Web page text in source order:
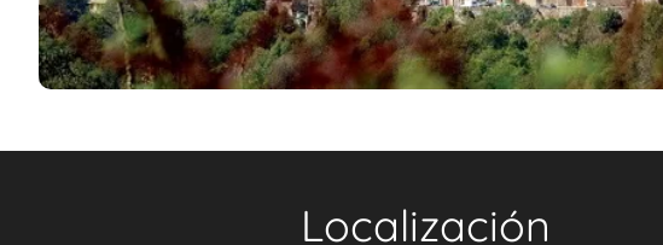
Localización